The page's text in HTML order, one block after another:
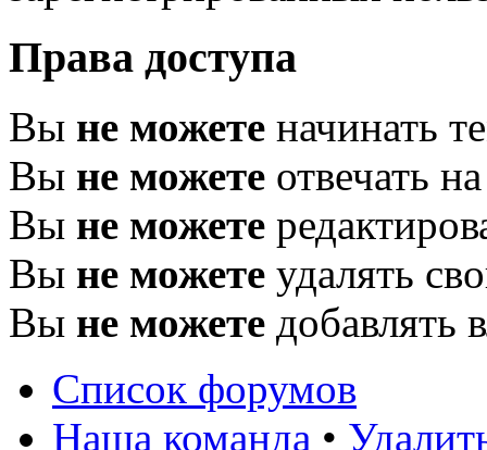
Права доступа
Вы не можете начинать
Вы не можете отвечать
Вы не можете
Вы не можете удалять
Вы не можете добавлять
Список форумов
Наша команда •